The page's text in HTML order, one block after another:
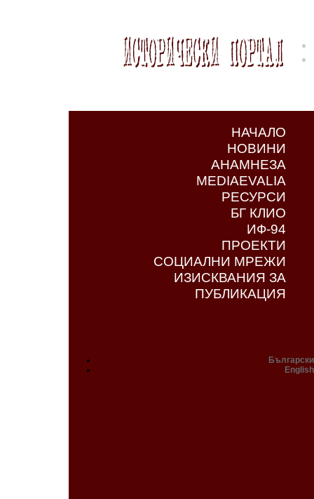
НАЧАЛО
НОВИНИ
АНАМНЕЗА
MEDIAEVALIA
РЕСУРСИ
БГ КЛИО
ИФ-94
ПРОЕКТИ
СОЦИАЛНИ МРЕЖИ
ИЗИСКВАНИЯ ЗА
ПУБЛИКАЦИЯ
Български
English